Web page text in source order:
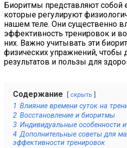
Биоритмы представляют собой
которые регулируют
нашем теле. Они существенно
эффективность тренировок и
них. Важно учитывать эти
физических упражнений, чтобы
результатов и пользы для
Содержание скрыть
1 Влияние времени суток на
2 Восстановление и биоритмы
3 Индивидуальные особенности
4 Дополнительные советы для
эффективности тренировок